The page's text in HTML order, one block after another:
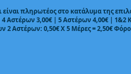
πληρωτέος στο κατάλυμα της
Αστέρων 3,00€ | 5 Αστέρων 4,00€ | 1&2
2 Αστέρων: 0,50€ Χ 5 Μέρες = 2,50€